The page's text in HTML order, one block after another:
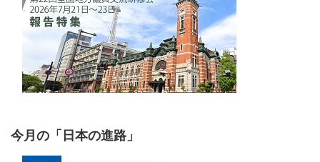
今月の「日本の進路」